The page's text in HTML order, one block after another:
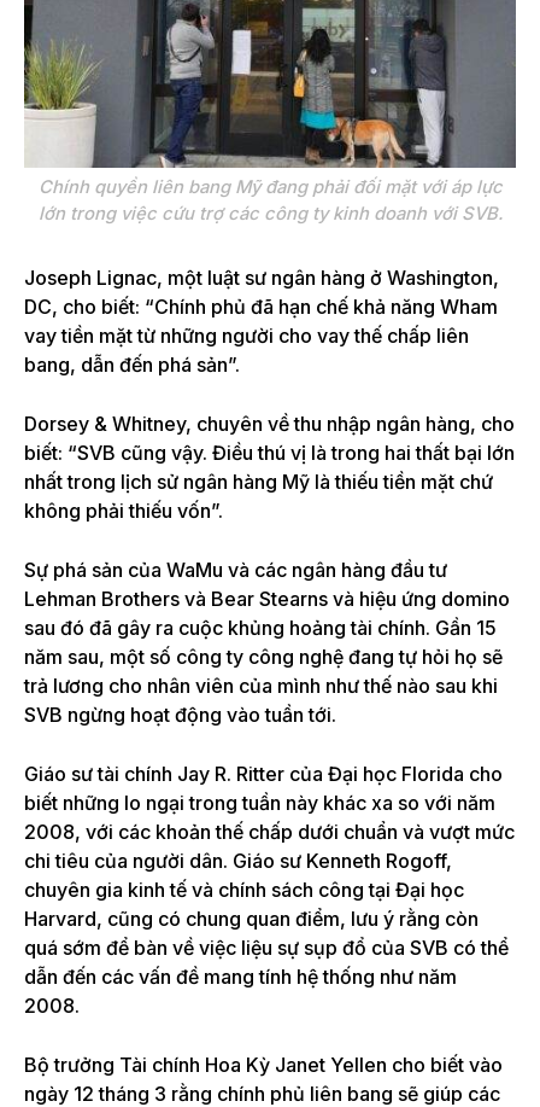
Chính quyền liên bang Mỹ đang phải đối mặt với áp lực
lớn trong việc cứu trợ các công ty kinh doanh với SVB.
Joseph Lignac, một luật sư ngân hàng ở Washington,
DC, cho biết: “Chính phủ đã hạn chế khả năng Wham
vay tiền mặt từ những người cho vay thế chấp liên
bang, dẫn đến phá sản”.
Dorsey & Whitney, chuyên về thu nhập ngân hàng, cho
biết: “SVB cũng vậy. Điều thú vị là trong hai thất bại lớn
nhất trong lịch sử ngân hàng Mỹ là thiếu tiền mặt chứ
không phải thiếu vốn”.
Sự phá sản của WaMu và các ngân hàng đầu tư
Lehman Brothers và Bear Stearns và hiệu ứng domino
sau đó đã gây ra cuộc khủng hoảng tài chính. Gần 15
năm sau, một số công ty công nghệ đang tự hỏi họ sẽ
trả lương cho nhân viên của mình như thế nào sau khi
SVB ngừng hoạt động vào tuần tới.
Giáo sư tài chính Jay R. Ritter của Đại học Florida cho
biết những lo ngại trong tuần này khác xa so với năm
2008, với các khoản thế chấp dưới chuẩn và vượt mức
chi tiêu của người dân. Giáo sư Kenneth Rogoff,
chuyên gia kinh tế và chính sách công tại Đại học
Harvard, cũng có chung quan điểm, lưu ý rằng còn
quá sớm để bàn về việc liệu sự sụp đổ của SVB có thể
dẫn đến các vấn đề mang tính hệ thống như năm
2008.
Bộ trưởng Tài chính Hoa Kỳ Janet Yellen cho biết vào
ngày 12 tháng 3 rằng chính phủ liên bang sẽ giúp các